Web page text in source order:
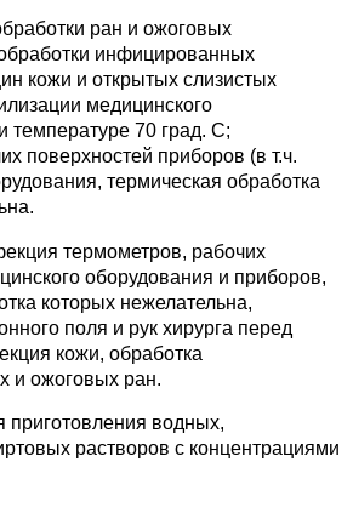
ран и ожоговых
инфицированных
кожи и открытых слизистых
медицинского
температуре 70 град. С;
поверхностей приборов (в т.ч.
термическая обработка
термометров, рабочих
оборудования и приборов,
которых нежелательна,
поля и рук хирурга перед
кожи, обработка
и ожоговых ран.
приготовления водных,
растворов с концентрациями